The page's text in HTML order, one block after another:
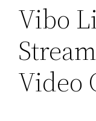
Vibo
Video